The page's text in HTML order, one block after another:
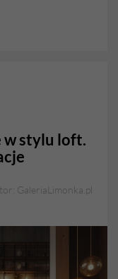
w stylu loft.
GaleriaLimonka.pl